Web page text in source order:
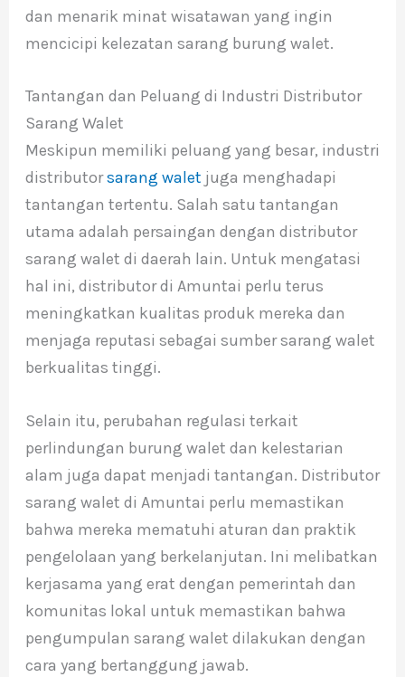
dan menarik minat wisatawan yang ingin
mencicipi kelezatan sarang burung walet.
Tantangan dan Peluang di Industri Distributor
Sarang Walet
Meskipun memiliki peluang yang besar, industri
distributorsarang walet juga menghadapi
tantangan tertentu. Salah satu tantangan
utama adalah persaingan dengan distributor
sarang walet di daerah lain. Untuk mengatasi
hal ini, distributor di Amuntai perlu terus
meningkatkan kualitas produk mereka dan
menjaga reputasi sebagai sumber sarang walet
berkualitas tinggi.
Selain itu, perubahan regulasi terkait
perlindungan burung walet dan kelestarian
alam juga dapat menjadi tantangan. Distributor
sarang walet di Amuntai perlu memastikan
bahwa mereka mematuhi aturan dan praktik
pengelolaan yang berkelanjutan. Ini melibatkan
kerjasama yang erat dengan pemerintah dan
komunitas lokal untuk memastikan bahwa
pengumpulan sarang walet dilakukan dengan
cara yang bertanggung jawab.